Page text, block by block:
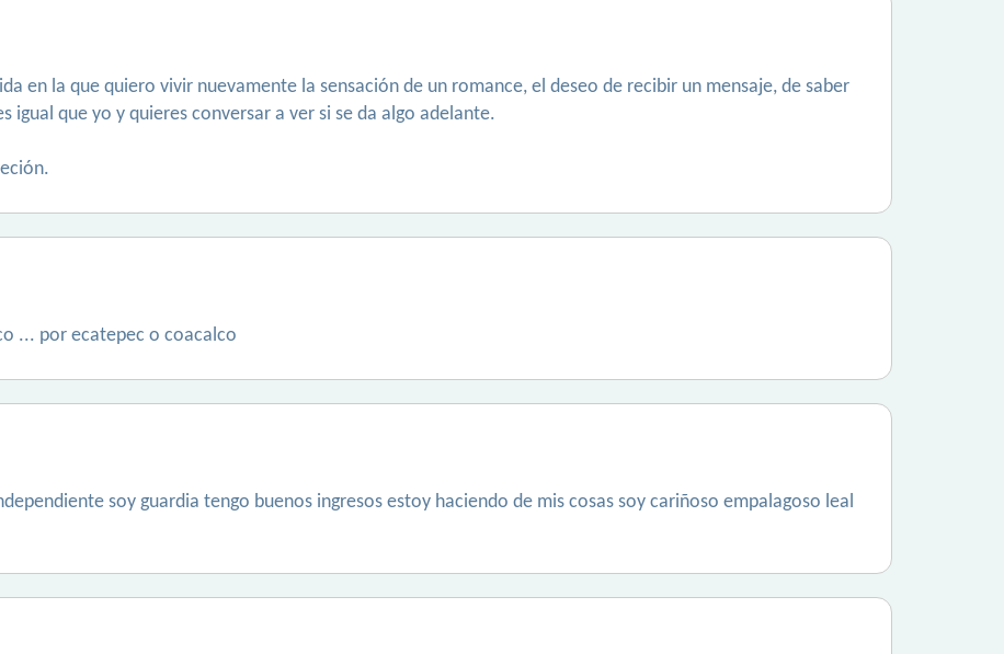
en la que quiero vivir nuevamente la sensación de un romance, el deseo de recibir un mensaje, de saber
igual que yo y quieres conversar a ver si se da algo adelante.
... por ecatepec o coacalco
soy guardia tengo buenos ingresos estoy haciendo de mis cosas soy cariñoso empalagoso leal